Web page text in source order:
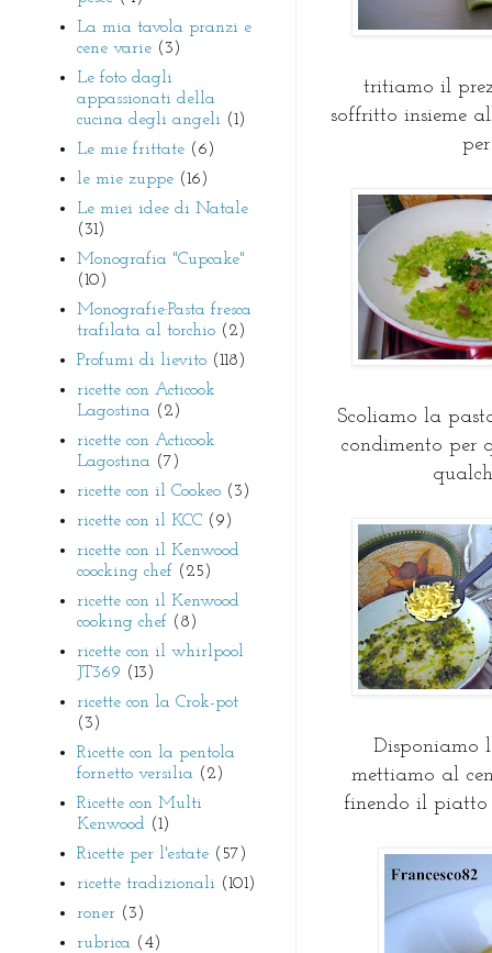
tritiamo il
soffritto insieme
Scoliamo la
condimento per
Disponiamo
mettiamo al
finendo il piatto
La mia tavola pranzi e
cene varie (3)
Le foto dagli
appassionati della
cucina degli angeli (1)
Le mie frittate (6)
le mie zuppe (16)
Le miei idee di Natale
(31)
Monografia "Cupcake"
(10)
Monografie:Pasta fresca
trafilata al torchio (2)
Profumi di lievito (118)
ricette con Acticook
Lagostina (2)
ricette con Acticook
Lagostina (7)
ricette con il Cookeo (3)
ricette con il KCC (9)
ricette con il Kenwood
coocking chef (25)
ricette con il Kenwood
cooking chef (8)
ricette con il whirlpool
JT369 (13)
ricette con la Crok-pot
(3)
Ricette con la pentola
fornetto versilia (2)
Ricette con Multi
Kenwood (1)
Ricette per l'estate (57)
ricette tradizionali (101)
roner (3)
rubrica (4)